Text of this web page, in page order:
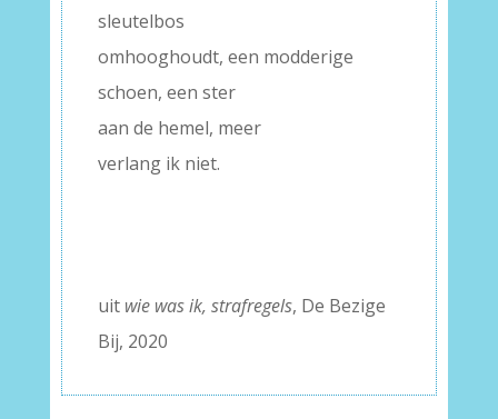
sleutelbos
omhooghoudt, een modderige
schoen, een ster
aan de hemel, meer
verlang ik niet.
uit wie was ik, strafregels, De Bezige
Bij, 2020